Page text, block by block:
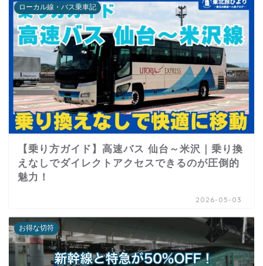
ローカル線・バス乗車記
【乗り方ガイド】高速バス 仙台～米沢｜乗り換
えなしでダイレクトアクセスできるのが圧倒的
魅力！
2026-05-03
お得な切符